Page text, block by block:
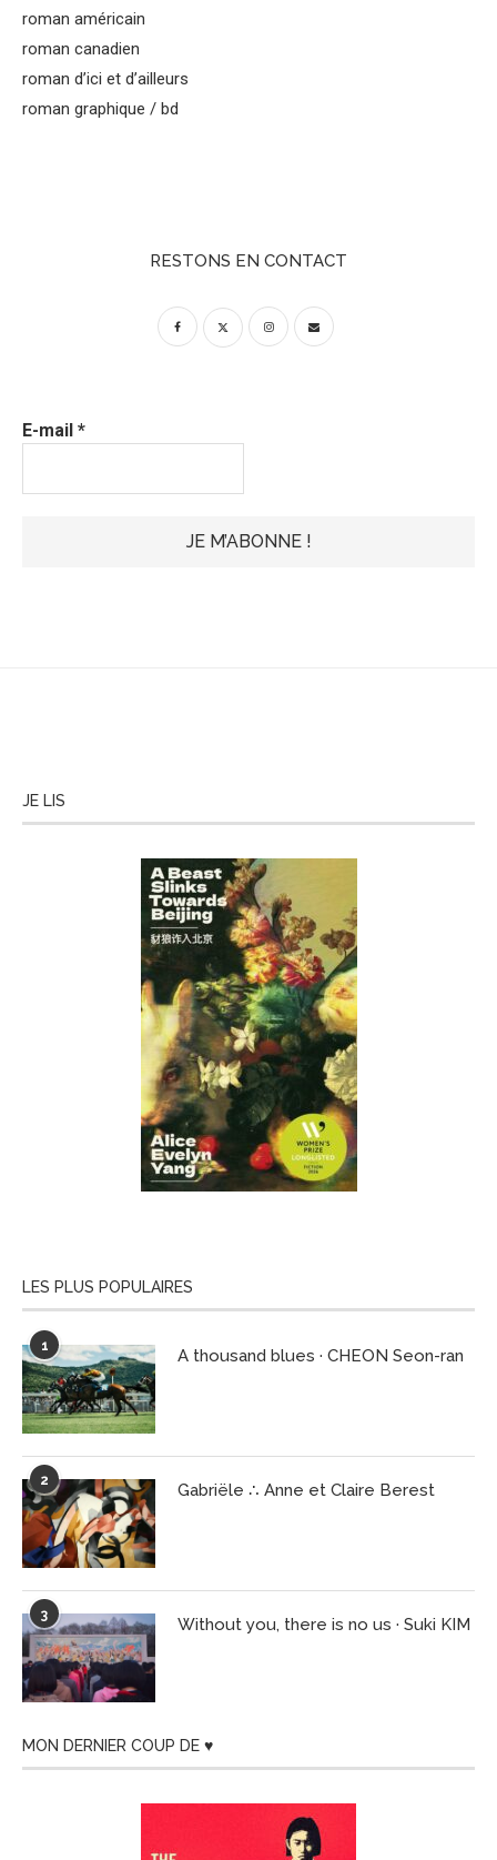
roman américain
roman canadien
roman d’ici et d’ailleurs
roman graphique / bd
RESTONS EN CONTACT
E-mail *
JE LIS
LES PLUS POPULAIRES
1 A thousand blues · CHEON Seon-ran
2 Gabriële ∴ Anne et Claire Berest
3 Without you, there is no us · Suki KIM
MON DERNIER COUP DE ♥